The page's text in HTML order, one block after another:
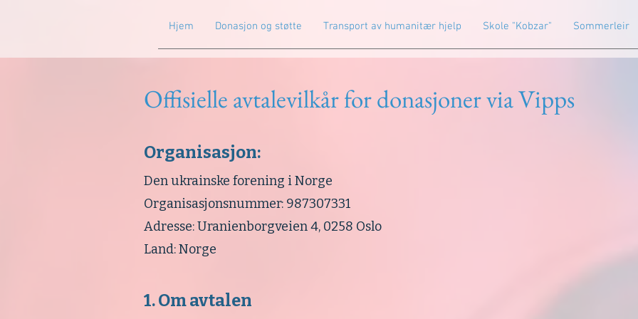
Hjem Donasjon og støtte Transport av humanitær hjelp Skole "Kobzar" Sommerleir
Offisielle avtalevilkår for donasjoner via Vipps
Organisasjon:
Den ukrainske forening i Norge
Organisasjonsnummer: 987307331
Adresse: Uranienborgveien 4, 0258 Oslo
Land: Norge
1. Om avtalen